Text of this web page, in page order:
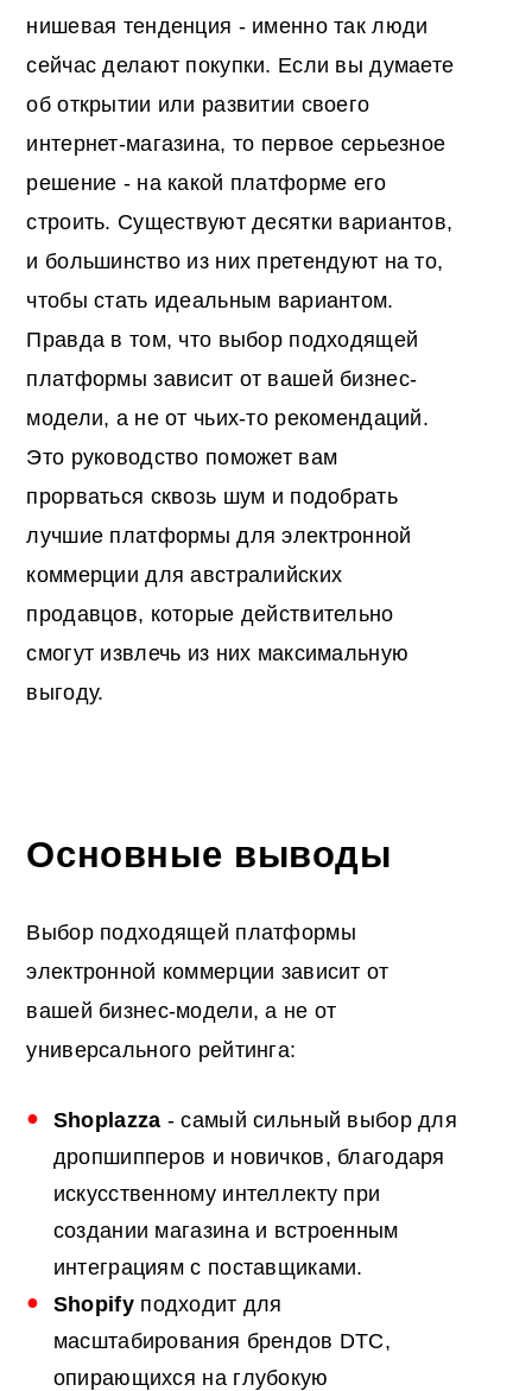
нишевая тенденция - именно так люди
сейчас делают покупки. Если вы думаете
об открытии или развитии своего
интернет-магазина, то первое серьезное
решение - на какой платформе его
строить. Существуют десятки вариантов,
и большинство из них претендуют на то,
чтобы стать идеальным вариантом.
Правда в том, что выбор подходящей
платформы зависит от вашей бизнес-
модели, а не от чьих-то рекомендаций.
Это руководство поможет вам
прорваться сквозь шум и подобрать
лучшие платформы для электронной
коммерции для австралийских
продавцов, которые действительно
смогут извлечь из них максимальную
выгоду.
Основные выводы
Выбор подходящей платформы
электронной коммерции зависит от
вашей бизнес-модели, а не от
универсального рейтинга:
Shoplazza - самый сильный выбор для
дропшипперов и новичков, благодаря
искусственному интеллекту при
создании магазина и встроенным
интеграциям с поставщиками.
Shopifyподходит для
масштабирования брендов DTC,
опирающихся на глубокую